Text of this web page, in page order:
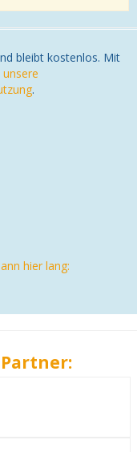
bleibt kostenlos. Mit
unsere
.
hier lang: